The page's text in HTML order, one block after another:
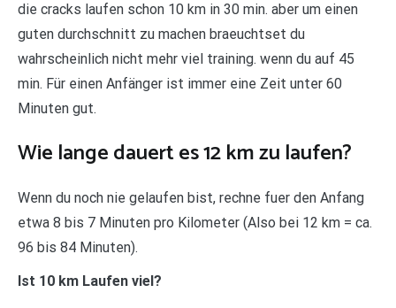
die cracks laufen schon 10 km in 30 min. aber um einen
guten durchschnitt zu machen braeuchtset du
wahrscheinlich nicht mehr viel training. wenn du auf 45
min. Für einen Anfänger ist immer eine Zeit unter 60
Minuten gut.
Wie lange dauert es 12 km zu laufen?
Wenn du noch nie gelaufen bist, rechne fuer den Anfang
etwa 8 bis 7 Minuten pro Kilometer (Also bei 12 km = ca.
96 bis 84 Minuten).
Ist 10 km Laufen viel?